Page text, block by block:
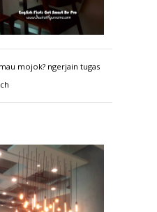
mojok? ngerjain tugas